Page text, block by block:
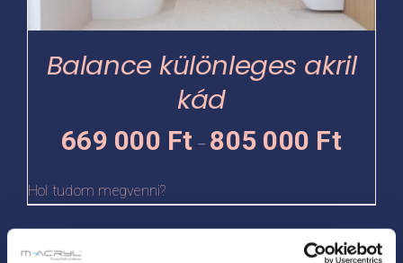
Balance különleges akril
kád
669 000 Ft – 805 000 Ft669
-
805
000 Ft
Hol tudom megvenni?
választhatók
Ennek